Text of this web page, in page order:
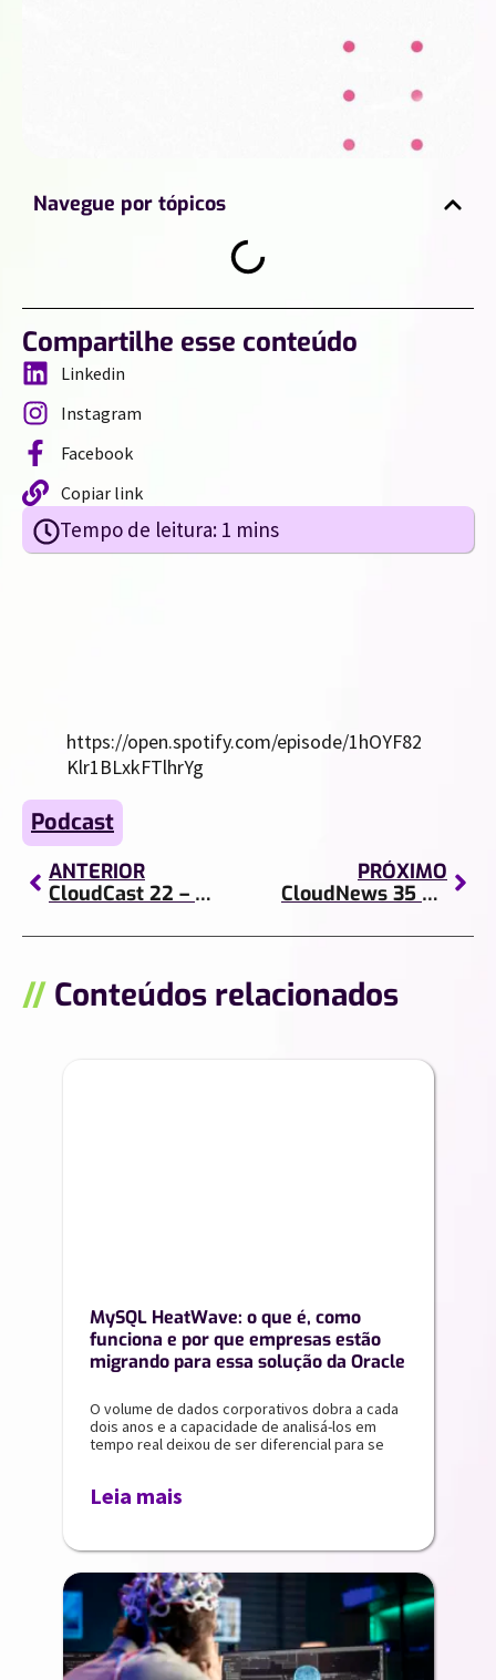
Navegue por tópicos
Compartilhe esse conteúdo
Linkedin
Instagram
Facebook
Copiar link
https://open.spotify.com/episode/1hOYF82
Klr1BLxkFTlhrYg
Podcast
ANTERIOR
CloudCast 22 – DLP: Prevenindo a perda de dados com Workspace
PRÓXIMO
CloudNews 35 – Translation API, Space X e Migração pra Nuvem!
// Conteúdos relacionados
MySQL HeatWave: o que é, como
funciona e por que empresas estão
migrando para essa solução da Oracle
O volume de dados corporativos dobra a cada
dois anos e a capacidade de analisá-los em
tempo real deixou de ser diferencial para se
Leia mais